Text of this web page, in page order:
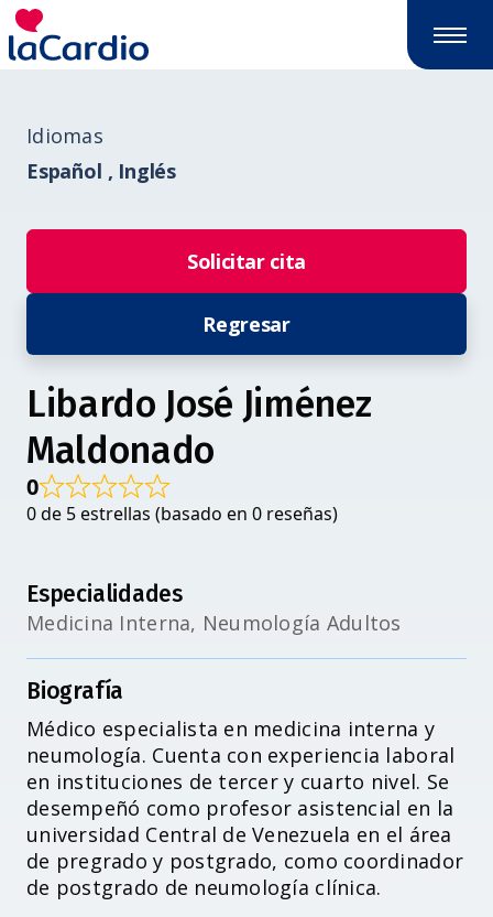
Idiomas
Español , Inglés
Solicitar cita
Regresar
Libardo José Jiménez
Maldonado
0
0 de 5 estrellas (basado en 0 reseñas)
Especialidades
Medicina Interna, Neumología Adultos
Biografía
Médico especialista en medicina interna y
neumología. Cuenta con experiencia laboral
en instituciones de tercer y cuarto nivel. Se
desempeñó como profesor asistencial en la
universidad Central de Venezuela en el área
de pregrado y postgrado, como coordinador
de postgrado de neumología clínica.